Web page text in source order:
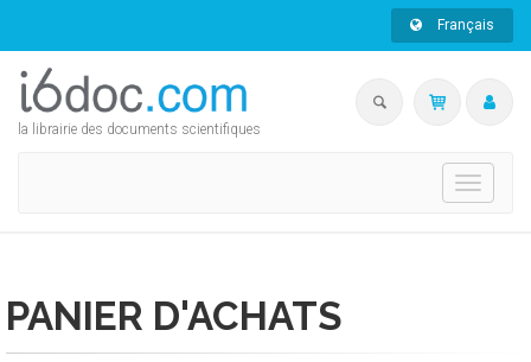
Français
la librairie des documents scientifiques
Toggle
PANIER D'ACHATS